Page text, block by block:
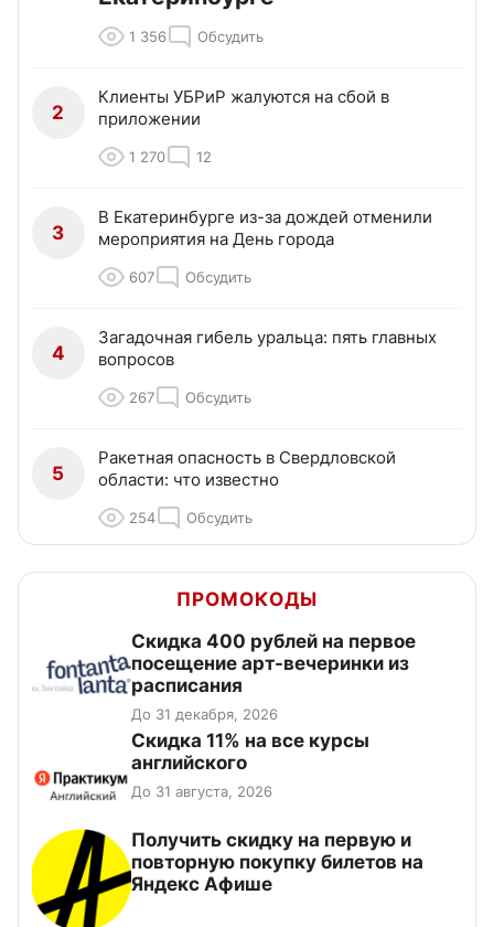
1 356 Обсудить
2
Клиенты УБРиР жалуются на сбой в
приложении
1 270 12
3
В Екатеринбурге из-за дождей отменили
мероприятия на День города
607 Обсудить
4
Загадочная гибель уральца: пять главных
вопросов
267 Обсудить
5
Ракетная опасность в Свердловской
области: что известно
254 Обсудить
ПРОМОКОДЫ
Cкидка 400 рублей на первое
посещение арт-вечеринки из
расписания
До 31 декабря, 2026
Скидка 11% на все курсы
английского
До 31 августа, 2026
Получить скидку на первую и
повторную покупку билетов на
Яндекс Афише